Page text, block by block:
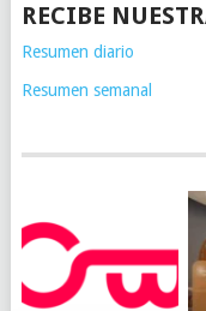
RECIBE
Resumen diario
Resumen semanal